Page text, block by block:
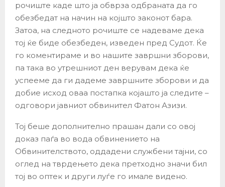
рочиште каде што ја обврза одбраната да го
обезбедат на начин на којшто законот бара.
Затоа, на следното рочиште се надеваме дека
тој ќе биде обезбеден, изведен пред Судот. Ќе
го коментираме и во нашите завршни зборови,
па така во утрешниот ден верувам дека ќе
успееме да ги дадеме завршните зборови и да
добие исход оваа постапка којашто ја следите –
одговори јавниот обвинител Фатон Азизи.
Тој беше дополнително прашан дали со овој
доказ паѓа во вода обвинението на
Обвинителството, оддадени службени тајни, со
оглед на тврдењето дека претходно значи бил
тој во оптек и други луѓе го имале видено.